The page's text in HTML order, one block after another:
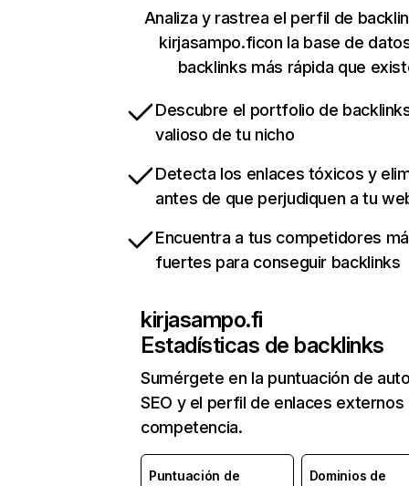
Analiza y rastrea el perfil de
kirjasampo.ficon la base de
backlinks más rápida que
Descubre el portfolio de
valioso de tu nicho
Detecta los enlaces tóxicos y
antes de que perjudiquen a tu
Encuentra a tus competidores
fuertes para conseguir backlinks
kirjasampo.fi
Estadísticas de backlinks
Sumérgete en la puntuación de
SEO y el perfil de enlaces externos
competencia.
Puntuación de
Dominios de